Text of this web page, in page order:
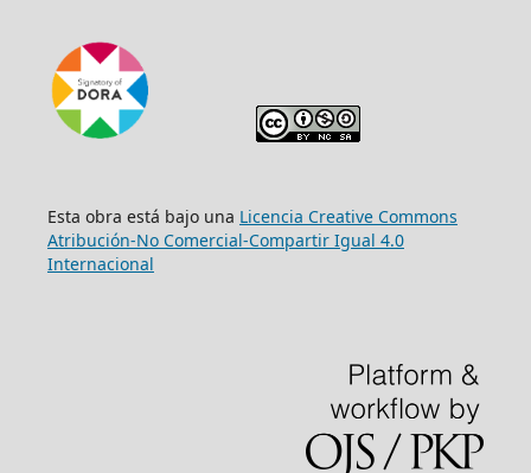
Esta obra está bajo una Licencia Creative Commons
Atribución-No Comercial-Compartir Igual 4.0
Internacional